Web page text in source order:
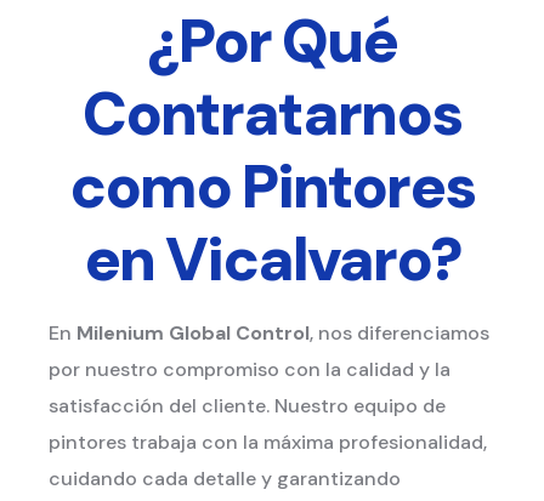
¿Por Qué
Contratarnos
como Pintores
en Vicalvaro?
En Milenium Global Control, nos diferenciamos
por nuestro compromiso con la calidad y la
satisfacción del cliente. Nuestro equipo de
pintores trabaja con la máxima profesionalidad,
cuidando cada detalle y garantizando